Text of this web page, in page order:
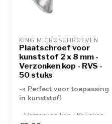
KING MICROSCHROEVEN
Plaatschroef voor
kunststof 2 x 8 mm -
Verzonken kop - RVS -
50 stuks
-» Perfect voor toepassing
in kunststof!
» Verzonken kop | Kruiskop- »